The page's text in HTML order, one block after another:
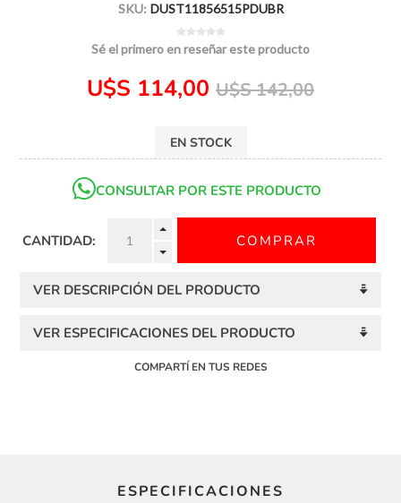
SKU: DUST11856515PDUBR
Sé el primero en reseñar este producto
U$S 114,00 U$S 142,00
EN STOCK
CONSULTAR POR ESTE PRODUCTO
CANTIDAD:
VER DESCRIPCIÓN DEL PRODUCTO
VER ESPECIFICACIONES DEL PRODUCTO
COMPARTÍ EN TUS REDES
ESPECIFICACIONES